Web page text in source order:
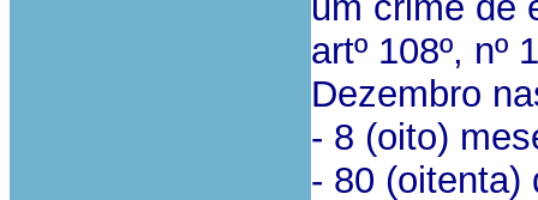
artº 108º, nº
Dezembro
- 8 (oito)
- 80 (oitenta)